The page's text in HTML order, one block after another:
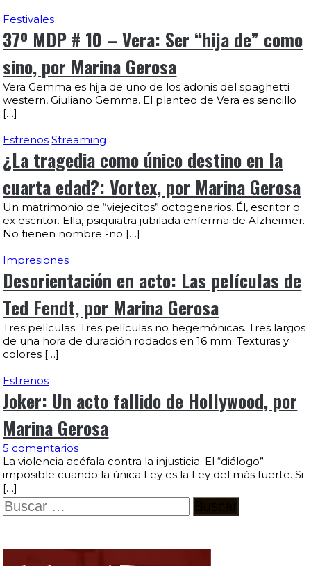
Festivales
37º MDP # 10 – Vera: Ser “hija de” como
sino, por Marina Gerosa
Vera Gemma es hija de uno de los adonis del spaghetti
western, Giuliano Gemma. El planteo de Vera es sencillo
[…]
Estrenos Streaming
¿La tragedia como único destino en la
cuarta edad?: Vortex, por Marina Gerosa
Un matrimonio de “viejecitos” octogenarios. Él, escritor o
ex escritor. Ella, psiquiatra jubilada enferma de Alzheimer.
No tienen nombre -no […]
Impresiones
Desorientación en acto: Las películas de
Ted Fendt, por Marina Gerosa
Tres películas. Tres películas no hegemónicas. Tres largos
de una hora de duración rodados en 16 mm. Texturas y
colores […]
Estrenos
Joker: Un acto fallido de Hollywood, por
Marina Gerosa
5 comentarios
La violencia acéfala contra la injusticia. El “diálogo”
imposible cuando la única Ley es la Ley del más fuerte. Si
[…]
Buscar: